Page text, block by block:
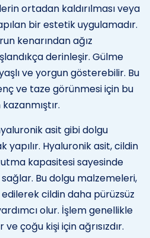
ortadan kaldırılması veya
bir estetik uygulamadır.
kenarından ağız
derinleşir. Gülme
ve yorgun gösterebilir. Bu
ve taze görünmesi için bu
asit gibi dolgu
yapılır. Hyaluronik asit, cildin
kapasitesi sayesinde
Bu dolgu malzemeleri,
cildin daha pürüzsüz
olur. İşlem genellikle
çoğu kişi için ağrısızdır.